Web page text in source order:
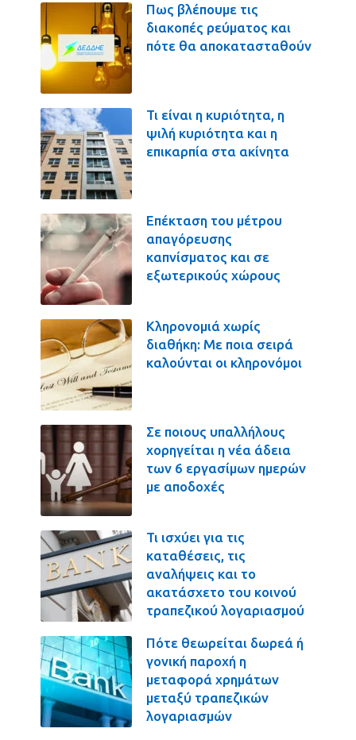
Πως βλέπουμε τις
διακοπές ρεύματος και
πότε θα αποκατασταθούν
Τι είναι η κυριότητα, η
ψιλή κυριότητα και η
επικαρπία στα ακίνητα
Επέκταση του μέτρου
απαγόρευσης
καπνίσματος και σε
εξωτερικούς χώρους
Κληρονομιά χωρίς
διαθήκη: Με ποια σειρά
καλούνται οι κληρονόμοι
Σε ποιους υπαλλήλους
χορηγείται η νέα άδεια
των 6 εργασίμων ημερών
με αποδοχές
Τι ισχύει για τις
καταθέσεις, τις
αναλήψεις και το
ακατάσχετο του κοινού
τραπεζικού λογαριασμού
Πότε θεωρείται δωρεά ή
γονική παροχή η
μεταφορά χρημάτων
μεταξύ τραπεζικών
λογαριασμών